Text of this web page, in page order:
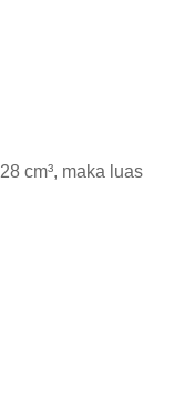
cm³, maka luas